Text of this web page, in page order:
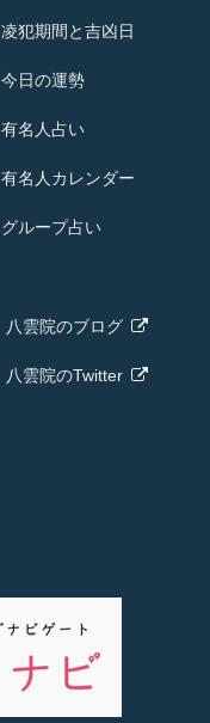
凌犯期間と吉凶日
今日の運勢
有名人占い
有名人 カレンダー
グループ占い
八雲院のブログ
八雲院のTwitter